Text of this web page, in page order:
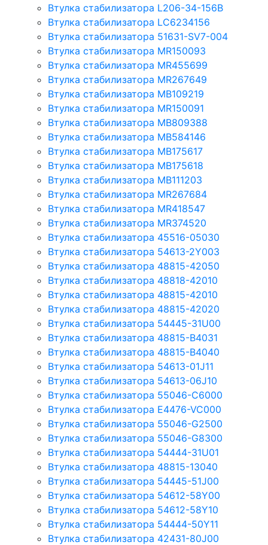
Втулка стабилизатора L206-34-156B
Втулка стабилизатора LC6234156
Втулка стабилизатора 51631-SV7-004
Втулка стабилизатора MR150093
Втулка стабилизатора MR455699
Втулка стабилизатора MR267649
Втулка стабилизатора MB109219
Втулка стабилизатора MR150091
Втулка стабилизатора MB809388
Втулка стабилизатора MB584146
Втулка стабилизатора MB175617
Втулка стабилизатора MB175618
Втулка стабилизатора MB111203
Втулка стабилизатора MR267684
Втулка стабилизатора MR418547
Втулка стабилизатора MR374520
Втулка стабилизатора 45516-05030
Втулка стабилизатора 54613-2Y003
Втулка стабилизатора 48815-42050
Втулка стабилизатора 48818-42010
Втулка стабилизатора 48815-42010
Втулка стабилизатора 48815-42020
Втулка стабилизатора 54445-31U00
Втулка стабилизатора 48815-B4031
Втулка стабилизатора 48815-B4040
Втулка стабилизатора 54613-01J11
Втулка стабилизатора 54613-06J10
Втулка стабилизатора 55046-C6000
Втулка стабилизатора E4476-VC000
Втулка стабилизатора 55046-G2500
Втулка стабилизатора 55046-G8300
Втулка стабилизатора 54444-31U01
Втулка стабилизатора 48815-13040
Втулка стабилизатора 54445-51J00
Втулка стабилизатора 54612-58Y00
Втулка стабилизатора 54612-58Y10
Втулка стабилизатора 54444-50Y11
Втулка стабилизатора 42431-80J00